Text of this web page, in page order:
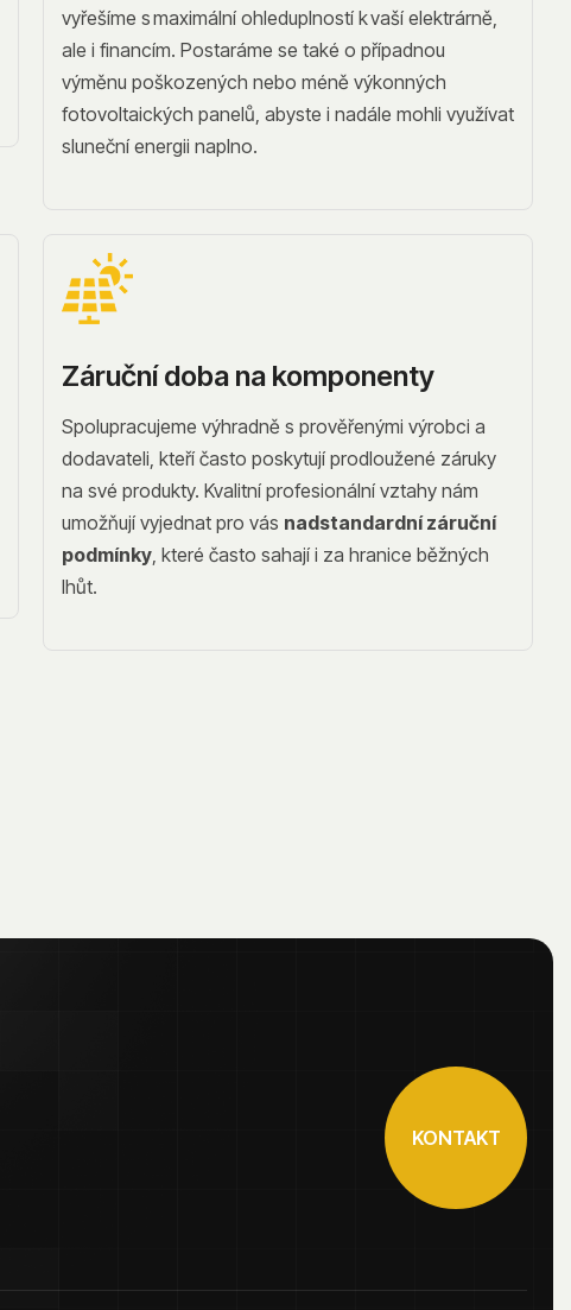
vyřešíme s maximální ohleduplností k vaší elektrárně,
ale i financím. Postaráme se také o případnou
výměnu poškozených nebo méně výkonných
fotovoltaických panelů, abyste i nadále mohli využívat
sluneční energii naplno.
Záruční doba na komponenty
Spolupracujeme výhradně s prověřenými výrobci a
dodavateli, kteří často poskytují prodloužené záruky
na své produkty. Kvalitní profesionální vztahy nám
umožňují vyjednat pro vás nadstandardní záruční
podmínky, které často sahají i za hranice běžných
lhůt.
KONTAKT